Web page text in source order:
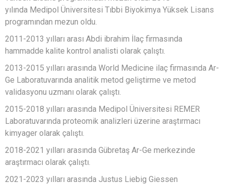
yılında Medipol Üniversitesi Tıbbi Biyokimya Yüksek Lisans
programından mezun oldu.
2011-2013 yılları arası Abdi ibrahim İlaç firmasında
hammadde kalite kontrol analisti olarak çalıştı.
2013-2015 yılları arasında World Medicine ilaç firmasında Ar-
Ge Laboratuvarında analitik metod geliştirme ve metod
validasyonu uzmanı olarak çalıştı.
2015-2018 yılları arasında Medipol Üniversitesi REMER
Laboratuvarında proteomik analizleri üzerine araştırmacı
kimyager olarak çalıştı.
2018-2021 yılları arasında Gübretaş Ar-Ge merkezinde
araştırmacı olarak çalıştı.
2021-2023 yılları arasında Justus Liebig Giessen